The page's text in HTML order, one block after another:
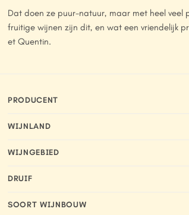
Dat doen ze puur-natuur, maar met heel
fruitige wijnen zijn dit, en wat een vriendelijk
et Quentin.
PRODUCENT
WIJNLAND
WIJNGEBIED
DRUIF
SOORT WIJNBOUW